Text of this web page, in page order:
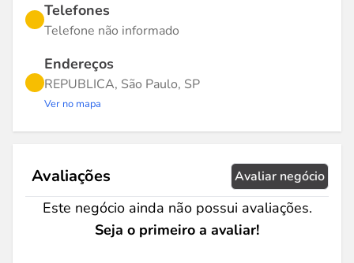
Telefones
Telefone não informado
Endereços
REPUBLICA, São Paulo, SP
Ver no mapa
Avaliações Avaliar negócio
Este negócio ainda não possui avaliações.
Seja o primeiro a avaliar!